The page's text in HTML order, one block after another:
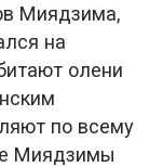
Миядзима,
на
олени
по всему
Миядзимы